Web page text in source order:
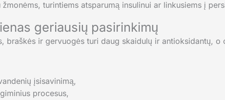
žmonėms, turintiems atsparumą insulinui ar linkusiems į
geriausių pasirinkimų
braškės ir gervuogės turi daug skaidulų ir antioksidantų, o
įsisavinimą,
procesus,